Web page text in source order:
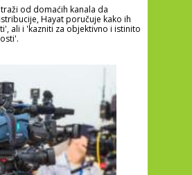
od domaćih kanala da
Hayat poručuje kako ih
ali i 'kazniti za objektivno i istinito